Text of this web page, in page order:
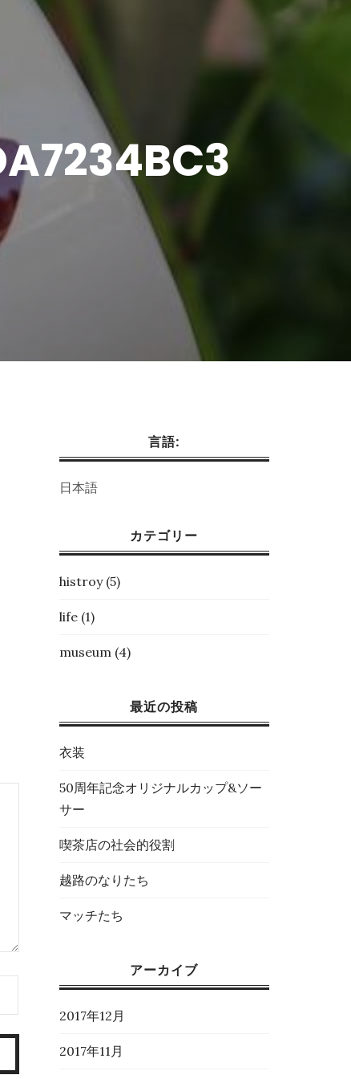
言語:
日本語
カテゴリー
histroy(5)
life(1)
museum(4)
最近の投稿
衣装
50周年記念オリジナルカップ&ソー
サー
喫茶店の社会的役割
越路のなりたち
マッチたち
アーカイブ
2017年12月
2017年11月